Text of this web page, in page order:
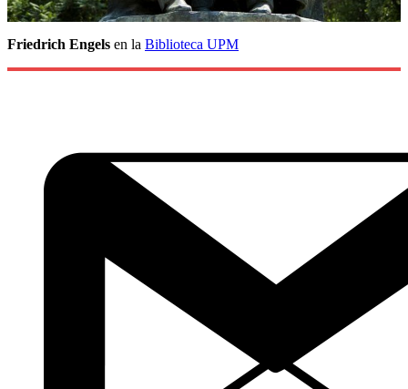
Friedrich Engels en la Biblioteca UPM